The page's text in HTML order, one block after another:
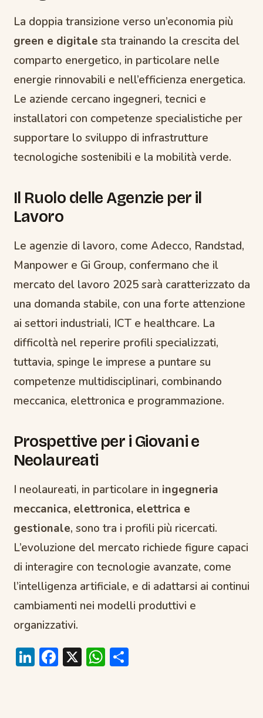
La doppia transizione verso un’economia più
green e digitale sta trainando la crescita del
comparto energetico, in particolare nelle
energie rinnovabili e nell’efficienza energetica.
Le aziende cercano ingegneri, tecnici e
installatori con competenze specialistiche per
supportare lo sviluppo di infrastrutture
tecnologiche sostenibili e la mobilità verde.
Il Ruolo delle Agenzie per il
Lavoro
Le agenzie di lavoro, come Adecco, Randstad,
Manpower e Gi Group, confermano che il
mercato del lavoro 2025 sarà caratterizzato da
una domanda stabile, con una forte attenzione
ai settori industriali, ICT e healthcare. La
difficoltà nel reperire profili specializzati,
tuttavia, spinge le imprese a puntare su
competenze multidisciplinari, combinando
meccanica, elettronica e programmazione.
Prospettive per i Giovani e
Neolaureati
I neolaureati, in particolare in ingegneria
meccanica, elettronica, elettrica e
gestionale, sono tra i profili più ricercati.
L’evoluzione del mercato richiede figure capaci
di interagire con tecnologie avanzate, come
l’intelligenza artificiale, e di adattarsi ai continui
cambiamenti nei modelli produttivi e
organizzativi.
Li F X WC